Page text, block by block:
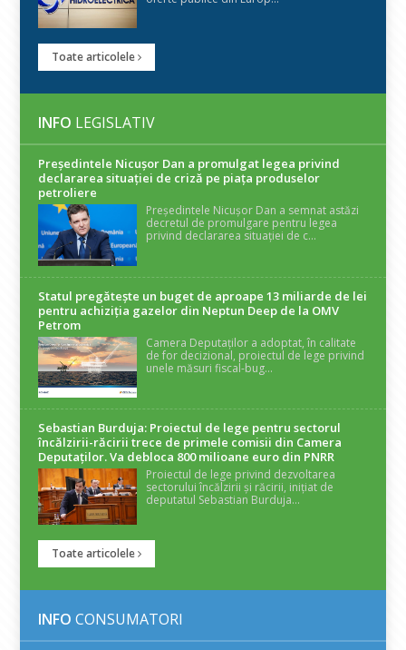
Toate articolele
INFO LEGISLATIV
Președintele Nicuşor Dan a promulgat legea privind
declararea situaţiei de criză pe piaţa produselor
petroliere
Președintele Nicușor Dan a semnat astăzi
decretul de promulgare pentru legea
privind declararea situației de c...
Statul pregătește un buget de aproape 13 miliarde de lei
pentru achiziția gazelor din Neptun Deep de la OMV
Petrom
Camera Deputaților a adoptat, în calitate
de for decizional, proiectul de lege privind
unele măsuri fiscal-bug...
Sebastian Burduja: Proiectul de lege pentru sectorul
încălzirii-răcirii trece de primele comisii din Camera
Deputaților. Va debloca 800 milioane euro din PNRR
Proiectul de lege privind dezvoltarea
sectorului încălzirii și răcirii, inițiat de
deputatul Sebastian Burduja...
Toate articolele
INFO CONSUMATORI